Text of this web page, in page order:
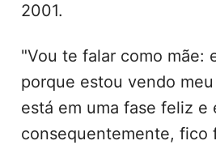
2001.
"Vou te falar como mãe:
porque estou vendo
está em uma fase feliz e
consequentemente, fico